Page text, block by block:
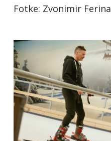
Fotke: Zvonimir Ferina